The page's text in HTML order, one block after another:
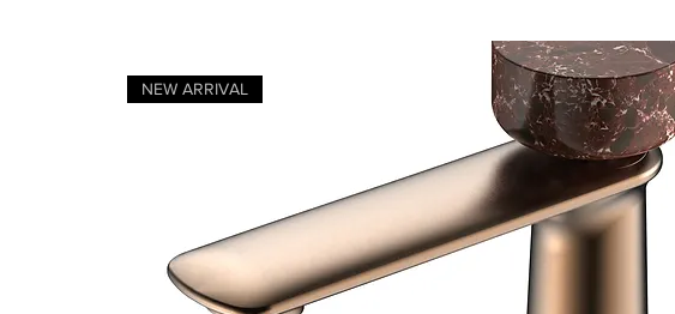
NEW ARRIVAL